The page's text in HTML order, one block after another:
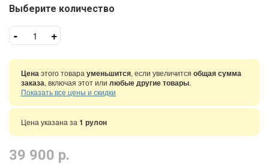
Выберите количество
- +
Ценаэтого товара уменьшится, если увеличится общая сумма
заказа, включая этот или любые другие товары.
Показать все цены и скидки
Цена указана за 1 рулон
39 900 р.